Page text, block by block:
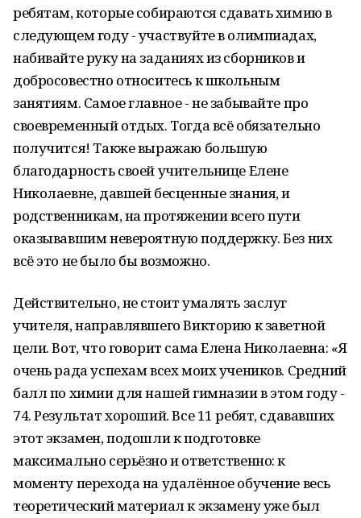
ребятам, которые собираются сдавать химию в
следующем году - участвуйте в олимпиадах,
набивайте руку на заданиях из сборников и
добросовестно относитесь к школьным
занятиям. Самое главное - не забывайте про
своевременный отдых. Тогда всё обязательно
получится! Также выражаю большую
благодарность своей учительнице Елене
Николаевне, давшей бесценные знания, и
родственникам, на протяжении всего пути
оказывавшим невероятную поддержку. Без них
всё это не было бы возможно.
Действительно, не стоит умалять заслуг
учителя, направлявшего Викторию к заветной
цели. Вот, что говорит сама Елена Николаевна: «Я
очень рада успехам всех моих учеников. Средний
балл по химии для нашей гимназии в этом году -
74. Результат хороший. Все 11 ребят, сдававших
этот экзамен, подошли к подготовке
максимально серьёзно и ответственно: к
моменту перехода на удалённое обучение весь
теоретический материал к экзамену уже был